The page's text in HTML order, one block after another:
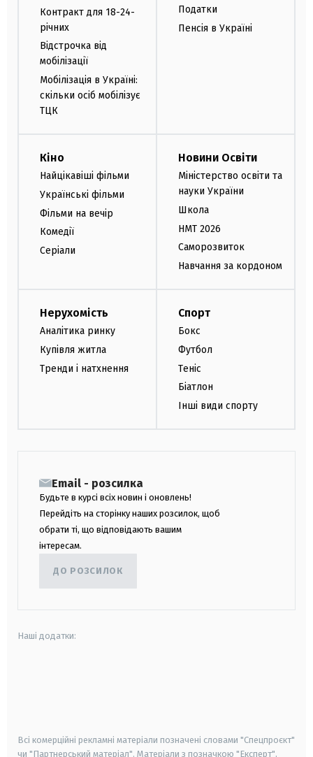
Контракт для 18-24-
річних
Відстрочка від
мобілізації
Мобілізація в Україні:
скільки осіб мобілізує
ТЦК
Податки
Пенсія в Україні
Кіно
Найцікавіші фільми
Українські фільми
Фільми на вечір
Комедії
Серіали
Новини Освіти
Міністерство освіти та
науки України
Школа
НМТ 2026
Саморозвиток
Навчання за кордоном
Нерухомість
Аналітика ринку
Купівля житла
Тренди і натхнення
Спорт
Бокс
Футбол
Теніс
Біатлон
Інші види спорту
Email - розсилка
Будьте в курсі всіх новин і оновлень!
Перейдіть на сторінку наших розсилок, щоб
обрати ті, що відповідають вашим
інтересам.
ДО РОЗСИЛОК
Наші додатки:
Всі комерційні рекламні матеріали позначені словами "Спецпроєкт"
чи "Партнерський матеріал". Матеріали з позначкою "Експерт",